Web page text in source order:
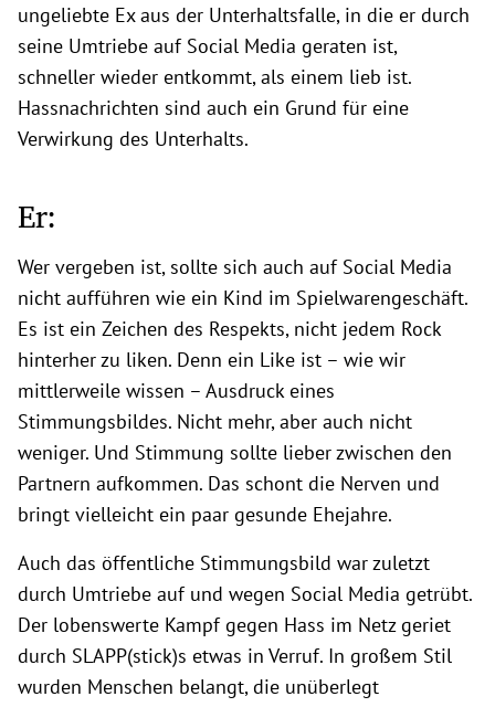
ungeliebte Ex aus der Unterhaltsfalle, in die er durch
seine Umtriebe auf Social Media geraten ist,
schneller wieder entkommt, als einem lieb ist.
Hassnachrichten sind auch ein Grund für eine
Verwirkung des Unterhalts.
Er:
Wer vergeben ist, sollte sich auch auf Social Media
nicht aufführen wie ein Kind im Spielwarengeschäft.
Es ist ein Zeichen des Respekts, nicht jedem Rock
hinterher zu liken. Denn ein Like ist – wie wir
mittlerweile wissen – Ausdruck eines
Stimmungsbildes. Nicht mehr, aber auch nicht
weniger. Und Stimmung sollte lieber zwischen den
Partnern aufkommen. Das schont die Nerven und
bringt vielleicht ein paar gesunde Ehejahre.
Auch das öffentliche Stimmungsbild war zuletzt
durch Umtriebe auf und wegen Social Media getrübt.
Der lobenswerte Kampf gegen Hass im Netz geriet
durch SLAPP(stick)s etwas in Verruf. In großem Stil
wurden Menschen belangt, die unüberlegt